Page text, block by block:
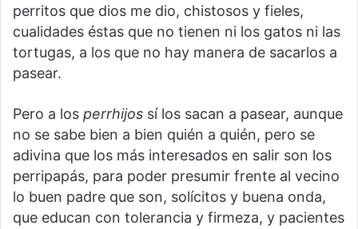
perritos que dios me dio, chistosos y fieles,
cualidades éstas que no tienen ni los gatos ni las
tortugas, a los que no hay manera de sacarlos a
pasear.
Pero a los perrhijos sí los sacan a pasear, aunque
no se sabe bien a bien quién a quién, pero se
adivina que los más interesados en salir son los
perripapás, para poder presumir frente al vecino
lo buen padre que son, solícitos y buena onda,
que educan con tolerancia y firmeza, y pacientes